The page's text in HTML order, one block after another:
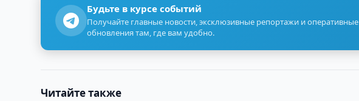
Будьте в курсе событий
Получайте главные новости, эксклюзивные репортажи и оперативные
обновления там, где вам удобно.
Читайте также